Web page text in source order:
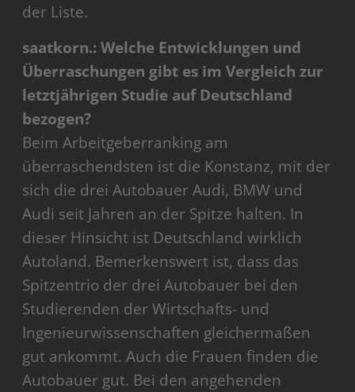
der Liste.
saatkorn.: Welche Entwicklungen und
Überraschungen gibt es im Vergleich zur
letztjährigen Studie auf Deutschland
bezogen?
Beim Arbeitgeberranking am
überraschendsten ist die Konstanz, mit der
sich die drei Autobauer Audi, BMW und
Audi seit Jahren an der Spitze halten. In
dieser Hinsicht ist Deutschland wirklich
Autoland. Bemerkenswert ist, dass das
Spitzentrio der drei Autobauer bei den
Studierenden der Wirtschafts- und
Ingenieurwissenschaften gleichermaßen
gut ankommt. Auch die Frauen finden die
Autobauer gut. Bei den angehenden